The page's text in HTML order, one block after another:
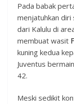
Pada babak
menjatuhkan
dari Kalulu di
membuat wasit
kuning kedua
Juventus
42.
Meski sedikit